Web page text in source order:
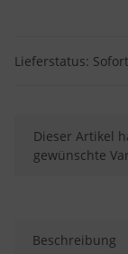
Lieferstatus:
x
Dieser Artikel
gewünschte
Beschreibung